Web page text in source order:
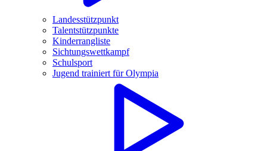
Landesstützpunkt
Talentstützpunkte
Kinderrangliste
Sichtungswettkampf
Schulsport
Jugend trainiert für Olympia